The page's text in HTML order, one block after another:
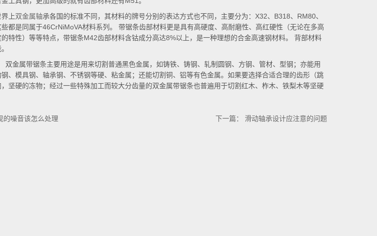
上双金属轴承各国的标准不同，其材料的牌号分别的表达方式也不同，主要分为：X32、B318、RM80、
都是同属于46CrNiMoVA材料系列。 带锯条齿部材料更是具有高硬度、高耐磨性、高红硬性（无论在多高
特性）等等特点，带锯条M42齿部材料含钴成分高达8%以上，是一种理想的合金高速钢材料。 背部材料
双金属带锯条主要用途是用来切割普通黑色金属，如铸铁、铸钢、轧制圆钢、方钢、管材、型钢；亦能用
、模具钢、轴承钢、不锈钢等硬、粘金属；还能切割铜、铝等有色金属。如果要选择合适合理的齿形（跳
坚硬的冻物；经过一些特殊加工而较大分齿量的双金属带锯条也普遍用于切割红木、柞木、铁梨木等坚硬
的噪音该怎么处理 下一篇： 滑动轴承设计应注意的问题